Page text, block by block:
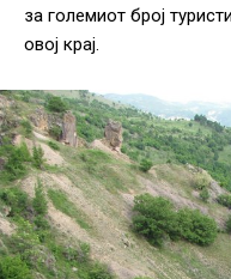
за големиот број
овој крај.